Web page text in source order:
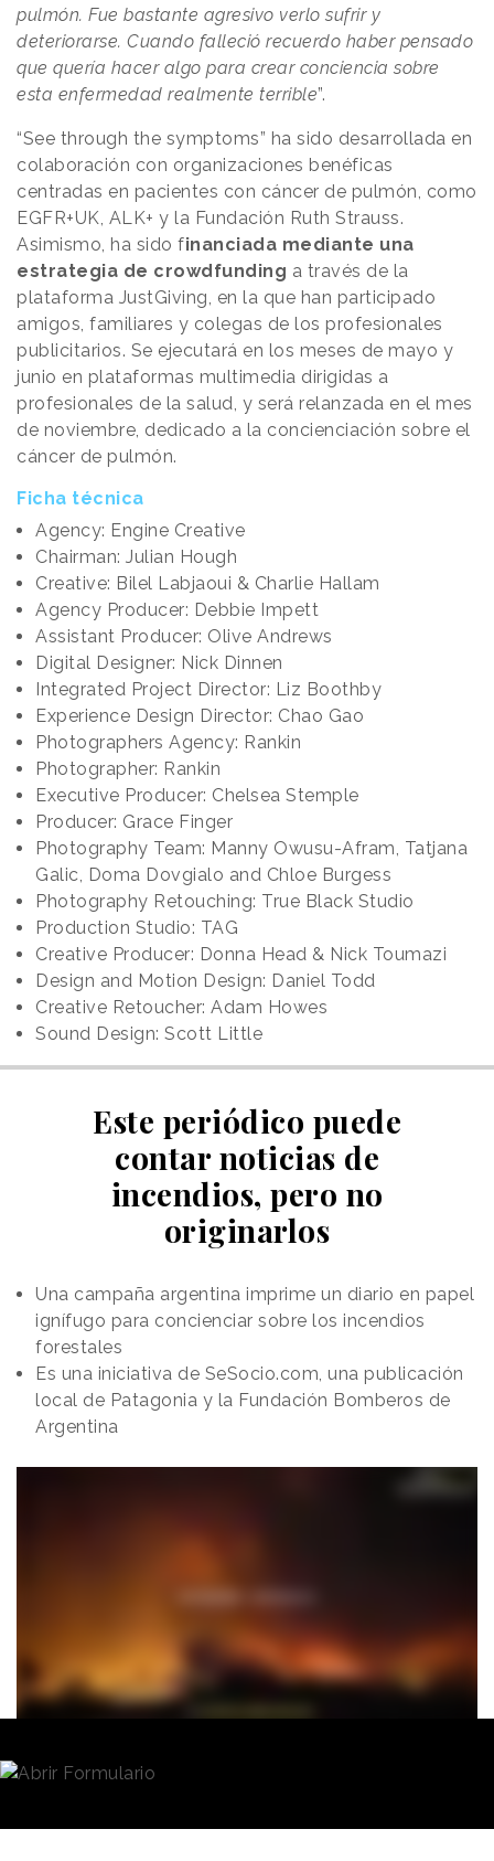
pulmón. Fue bastante agresivo verlo sufrir y
deteriorarse. Cuando falleció recuerdo haber pensado
que quería hacer algo para crear conciencia sobre
esta enfermedad realmente terrible”.
“See through the symptoms” ha sido desarrollada en
colaboración con organizaciones benéficas
centradas en pacientes con cáncer de pulmón, como
EGFR+UK, ALK+ y la Fundación Ruth Strauss.
Asimismo, ha sido financiada mediante una
estrategia de crowdfunding a través de la
plataforma JustGiving, en la que han participado
amigos, familiares y colegas de los profesionales
publicitarios. Se ejecutará en los meses de mayo y
junio en plataformas multimedia dirigidas a
profesionales de la salud, y será relanzada en el mes
de noviembre, dedicado a la concienciación sobre el
cáncer de pulmón.
Ficha técnica
Agency: Engine Creative
Chairman: Julian Hough
Creative: Bilel Labjaoui & Charlie Hallam
Agency Producer: Debbie Impett
Assistant Producer: Olive Andrews
Digital Designer: Nick Dinnen
Integrated Project Director: Liz Boothby
Experience Design Director: Chao Gao
Photographers Agency: Rankin
Photographer: Rankin
Executive Producer: Chelsea Stemple
Producer: Grace Finger
Photography Team: Manny Owusu-Afram, Tatjana
Galic, Doma Dovgialo and Chloe Burgess
Photography Retouching: True Black Studio
Production Studio: TAG
Creative Producer: Donna Head & Nick Toumazi
Design and Motion Design: Daniel Todd
Creative Retoucher: Adam Howes
Sound Design: Scott Little
Este periódico puede
contar noticias de
incendios, pero no
originarlos
Una campaña argentina imprime un diario en papel
ignífugo para concienciar sobre los incendios
forestales
Es una iniciativa de SeSocio.com, una publicación
local de Patagonia y la Fundación Bomberos de
Argentina